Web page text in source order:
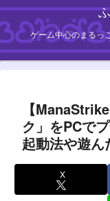
ゲーム中心のまるっ
【
ク」をPCで
起動法や遊
X